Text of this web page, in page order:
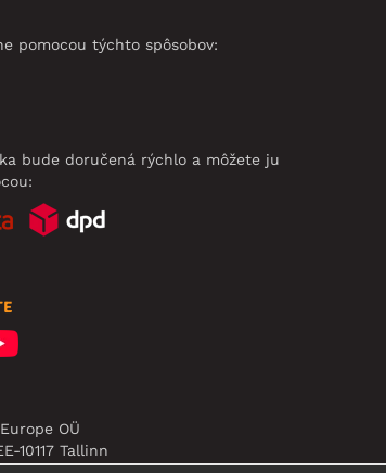
pomocou týchto spôsobov:
bude doručená rýchlo a môžete ju
OÜ
10117 Tallinn